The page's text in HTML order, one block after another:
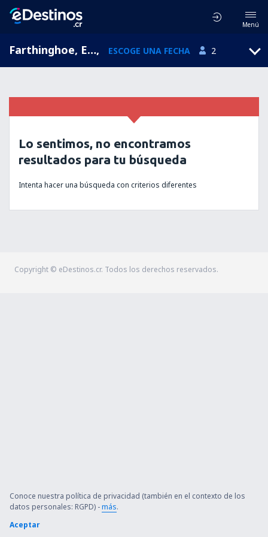
Menú
Farthinghoe, England, Reino Unido, ESCOGE UNA FECHA 2
Lo sentimos, no encontramos
resultados para tu búsqueda
Intenta hacer una búsqueda con criterios diferentes
Copyright © eDestinos.cr. Todos los derechos reservados.
Conoce nuestra política de privacidad (también en el contexto de los
datos personales: RGPD) -más.
Aceptar